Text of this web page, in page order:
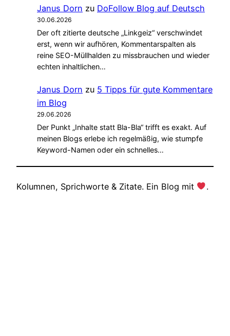
Janus Dorn zu DoFollow Blog auf Deutsch
30.06.2026
Der oft zitierte deutsche „Linkgeiz“ verschwindet
erst, wenn wir aufhören, Kommentarspalten als
reine SEO-Müllhalden zu missbrauchen und wieder
echten inhaltlichen…
Janus Dorn zu 5 Tipps für gute Kommentare
im Blog
29.06.2026
Der Punkt „Inhalte statt Bla-Bla“ trifft es exakt. Auf
meinen Blogs erlebe ich regelmäßig, wie stumpfe
Keyword-Namen oder ein schnelles…
Kolumnen, Sprichworte & Zitate. Ein Blog mit .